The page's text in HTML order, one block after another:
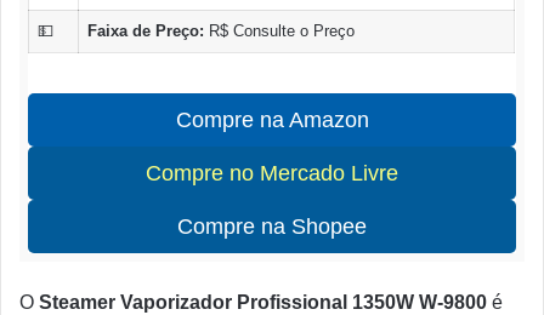
💵 Faixa de Preço: R$ Consulte o Preço
Compre na Amazon
Compre no Mercado Livre
Compre na Shopee
O Steamer Vaporizador Profissional 1350W W-9800 é